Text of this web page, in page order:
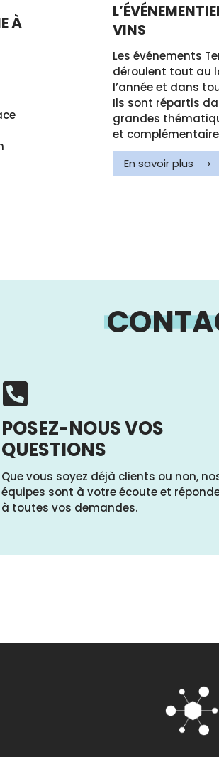
À
VINS
Les événements
déroulent tout au
l’année et dans
Ils sont répartis
grandes
et
En savoir plus
POSEZ-NOUS VOS
QUESTIONS
Que vous soyez déjà clients ou non,
équipes sont à votre écoute et
à toutes vos demandes.